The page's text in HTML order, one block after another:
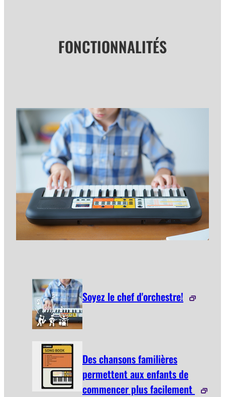
FONCTIONNALITÉS
Soyez le chef d'orchestre!
Des chansons familières
permettent aux enfants de
commencer plus facilement